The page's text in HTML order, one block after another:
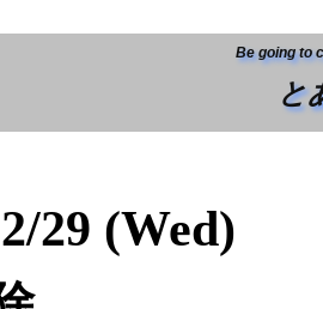
Be going to
と
29 (Wed)